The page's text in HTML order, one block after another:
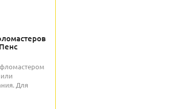
фломастером
Для